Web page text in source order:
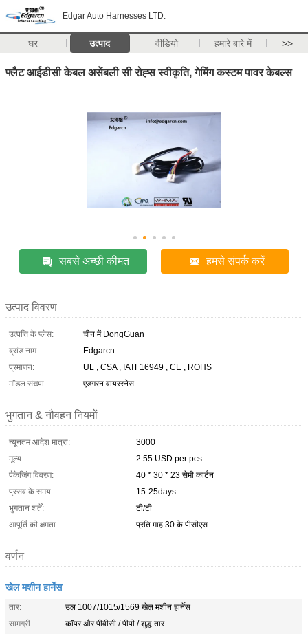
Edgar Auto Harnesses LTD.
घर उत्पाद वीडियो हमारे बारे में >>
फ्लैट आईडीसी केबल असेंबली सी रोह्स स्वीकृति, गेमिंग कस्टम पावर केबल्स
सबसे अच्छी कीमत हमसे संपर्क करें
उत्पाद विवरण
उत्पत्ति के प्लेस:
चीन में DongGuan
ब्रांड नाम:
Edgarcn
प्रमाणन:
UL , CSA , IATF16949 , CE , ROHS
मॉडल संख्या:
एडगरन वायररनेस
भुगतान & नौवहन नियमों
न्यूनतम आदेश मात्रा:
3000
मूल्य:
2.55 USD per pcs
पैकेजिंग विवरण:
40 * 30 * 23 सेमी कार्टन
प्रसव के समय:
15-25days
भुगतान शर्तें:
टी/टी
आपूर्ति की क्षमता:
प्रति माह 30 के पीसीएस
वर्णन
खेल मशीन हार्नेस
तार:
उल 1007/1015/1569 खेल मशीन हार्नेस
सामग्री:
कॉपर और पीवीसी / पीपी / शुद्ध तार